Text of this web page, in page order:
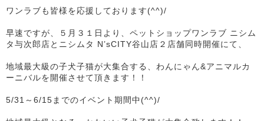
ワンラブも皆様を応援しております(^^)/
早速ですが、５月３１日より、ペットショップワンラブ ニシム
タ与次郎店とニシムタ N’sCITY谷山店２店舗同時開催にて、
地域最大級の子犬子猫が大集合する、わんにゃん&アニマルカ
ーニバルを開催させて頂きます！！
5/31～6/15までのイベント期間中(^^)/